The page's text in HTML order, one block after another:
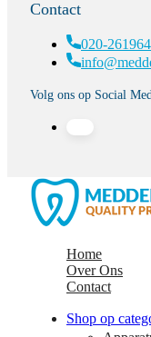
Contact
020-
Volg ons op Social
Home
Over Ons
Contact
Shop op